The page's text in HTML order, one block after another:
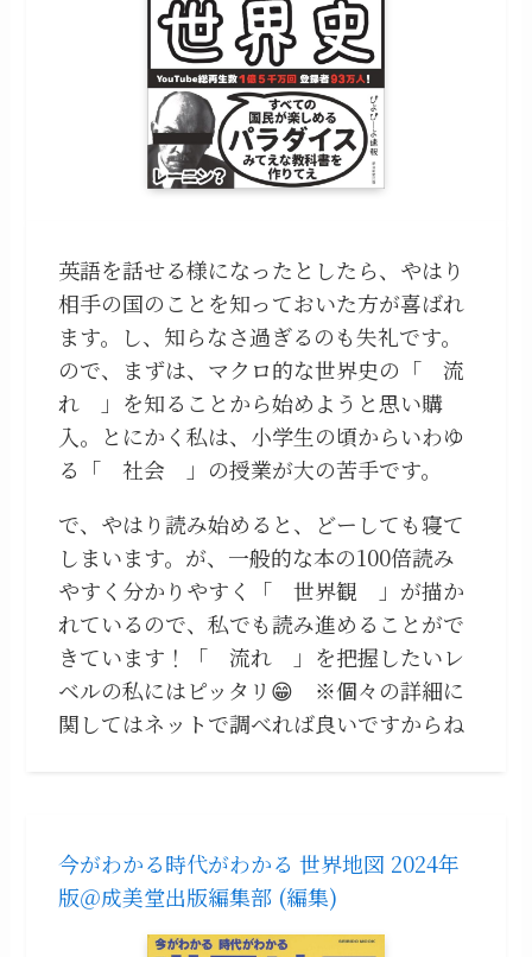
英語を話せる様になったとしたら、やはり
相手の国のことを知っておいた方が喜ばれ
ます。し、知らなさ過ぎるのも失礼です。
ので、まずは、マクロ的な世界史の「 流
れ 」を知ることから始めようと思い購
入。とにかく私は、小学生の頃からいわゆ
る「 社会 」の授業が大の苦手です。
で、やはり読み始めると、どーしても寝て
しまいます。が、一般的な本の100倍読み
やすく分かりやすく「 世界観 」が描か
れているので、私でも読み進めることがで
きています！「 流れ 」を把握したいレ
ベルの私にはピッタリ😁 ※個々の詳細に
関してはネットで調べれば良いですからね
今がわかる時代がわかる 世界地図 2024年
版＠成美堂出版編集部 (編集)